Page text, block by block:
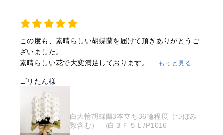
この度も、素晴らしい胡蝶蘭を届けて頂きありがとうご
ざいました。
素晴らしい花で大変満足しております。...
もっと見る
ゴリたん様
白大輪胡蝶蘭3本立ち36輪程度（つぼみ
数含む） /白３Ｆ５Ｌ/P1016